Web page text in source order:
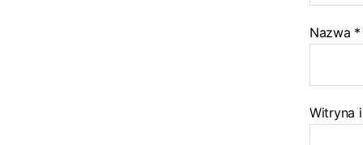
Nazwa *
Witryna